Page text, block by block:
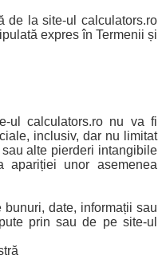
de la site-ul calculators.ro
expres în Termenii și
ul calculators.ro nu va fi
inclusiv, dar nu limitat
alte pierderi intangibile
apariției unor asemenea
date, informații sau
prin sau de pe site-ul